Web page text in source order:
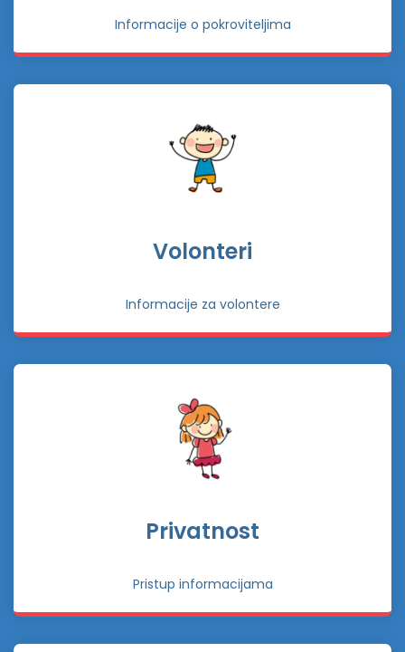
Informacije o pokroviteljima
Volonteri
Informacije za volontere
Privatnost
Pristup informacijama